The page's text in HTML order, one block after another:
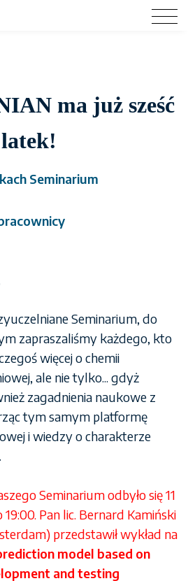
ma już sześć
latek!
Seminarium
Seminarium, do
zapraszaliśmy każdego, kto
więcej o chemii
ale nie tylko... gdyż
zagadnienia naukowe z
tym samym platformę
i wiedzy o charakterze
Seminarium odbyło się 11
Pan lic. Bernard Kamiński
przedstawił wykład na
model based on
and testing